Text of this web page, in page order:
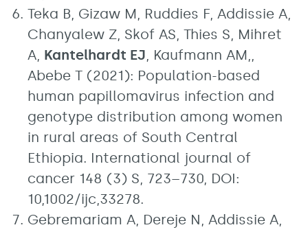
Teka B, Gizaw M, Ruddies F, Addissie A,
Chanyalew Z, Skof AS, Thies S, Mihret
A, Kantelhardt EJ, Kaufmann AM,,
Abebe T (2021): Population-based
human papillomavirus infection and
genotype distribution among women
in rural areas of South Central
Ethiopia. International journal of
cancer 148 (3) S, 723–730, DOI:
10,1002/ijc,33278.
Gebremariam A, Dereje N, Addissie A,